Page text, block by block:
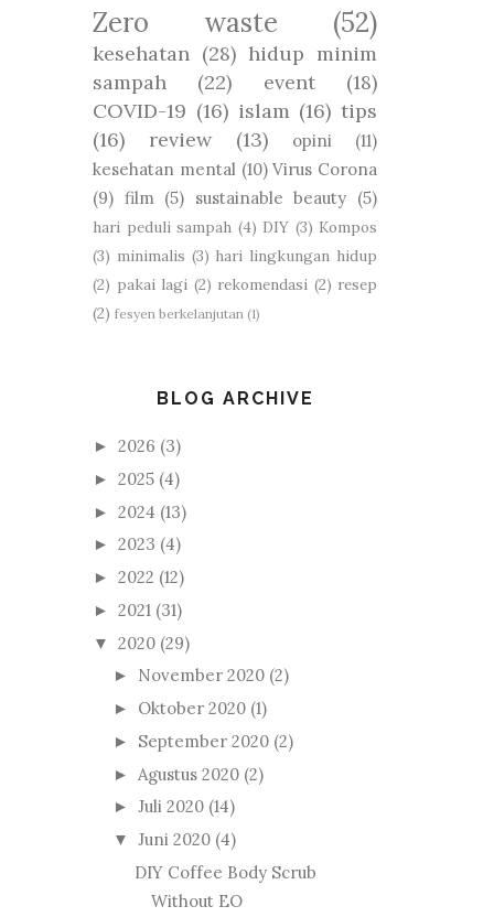
Zero waste (52)
kesehatan (28) hidup minim
sampah
(22) event
(18)
COVID-19 (16) islam (16) tips
(16)
review (13) opini
(11)
kesehatan mental (10) Virus Corona
(9) film (5) sustainable beauty (5)
hari peduli sampah (4) DIY (3) Kompos
(3) minimalis (3) hari lingkungan hidup
(2) pakai lagi (2) rekomendasi (2) resep
(2) fesyen berkelanjutan (1)
BLOG ARCHIVE
► 2026 (3)
► 2025 (4)
► 2024 (13)
► 2023 (4)
► 2022 (12)
► 2021 (31)
▼ 2020 (29)
► November 2020 (2)
► Oktober 2020 (1)
► September 2020 (2)
► Agustus 2020 (2)
► Juli 2020 (14)
▼ Juni 2020 (4)
DIY Coffee Body Scrub
Without EO